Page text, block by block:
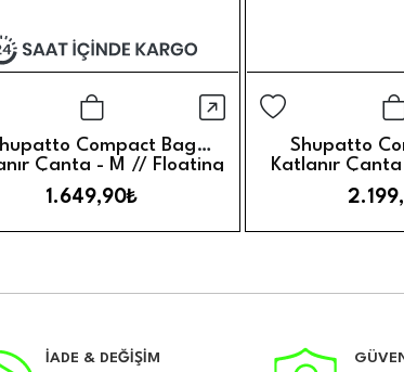
Sepete Ekle
Hızlı Görünüm
Compact Bag
Çanta - M // Floating
Clouds
1.649,90₺
Shupatto
Katlanır
İADE & DEĞİŞİM